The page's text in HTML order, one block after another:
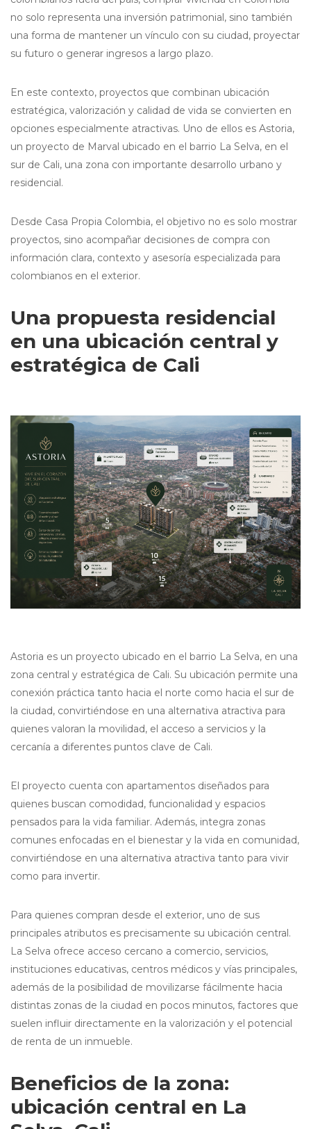
no solo representa una inversión patrimonial, sino también
una forma de mantener un vínculo con su ciudad, proyectar
su futuro o generar ingresos a largo plazo.
En este contexto, proyectos que combinan ubicación
estratégica, valorización y calidad de vida se convierten en
opciones especialmente atractivas. Uno de ellos es Astoria,
un proyecto de Marval ubicado en el barrio La Selva, en el
sur de Cali, una zona con importante desarrollo urbano y
residencial.
Desde Casa Propia Colombia, el objetivo no es solo mostrar
proyectos, sino acompañar decisiones de compra con
información clara, contexto y asesoría especializada para
colombianos en el exterior.
Una propuesta residencial
en una ubicación central y
estratégica de Cali
Astoria es un proyecto ubicado en el barrio La Selva, en una
zona central y estratégica de Cali. Su ubicación permite una
conexión práctica tanto hacia el norte como hacia el sur de
la ciudad, convirtiéndose en una alternativa atractiva para
quienes valoran la movilidad, el acceso a servicios y la
cercanía a diferentes puntos clave de Cali.
El proyecto cuenta con apartamentos diseñados para
quienes buscan comodidad, funcionalidad y espacios
pensados para la vida familiar. Además, integra zonas
comunes enfocadas en el bienestar y la vida en comunidad,
convirtiéndose en una alternativa atractiva tanto para vivir
como para invertir.
Para quienes compran desde el exterior, uno de sus
principales atributos es precisamente su ubicación central.
La Selva ofrece acceso cercano a comercio, servicios,
instituciones educativas, centros médicos y vías principales,
además de la posibilidad de movilizarse fácilmente hacia
distintas zonas de la ciudad en pocos minutos, factores que
suelen influir directamente en la valorización y el potencial
de renta de un inmueble.
Beneficios de la zona:
ubicación central en La